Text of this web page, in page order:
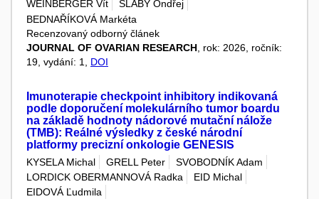
WEINBERGER Vít
SLABÝ Ondřej
BEDNAŘÍKOVÁ Markéta
Recenzovaný odborný článek
JOURNAL OF OVARIAN RESEARCH , rok: 2026, ročník:
19, vydání: 1, DOI
Imunoterapie checkpoint inhibitory indikovaná
podle doporučení molekulárního tumor boardu
na základě hodnoty nádorové mutační nálože
(TMB): Reálné výsledky z české národní
platformy precizní onkologie GENESIS
KYSELA Michal GRELL Peter
SVOBODNÍK Adam
LORDICK OBERMANNOVÁ Radka
EID Michal
EIDOVÁ Ľudmila